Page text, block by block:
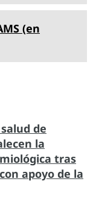
(en
de
la
tras
apoyo de la